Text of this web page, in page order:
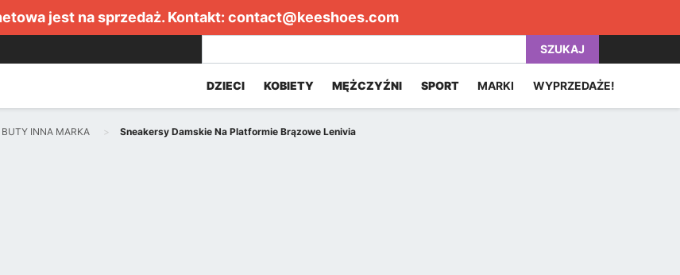
jest na sprzedaż. Kontakt: contact@keeshoes.com
SZUKAJ
DZIECI KOBIETY MĘŻCZYŹNI SPORT MARKI WYPRZEDAŻE!
BUTY INNA MARKA Sneakersy Damskie Na Platformie Brązowe Lenivia